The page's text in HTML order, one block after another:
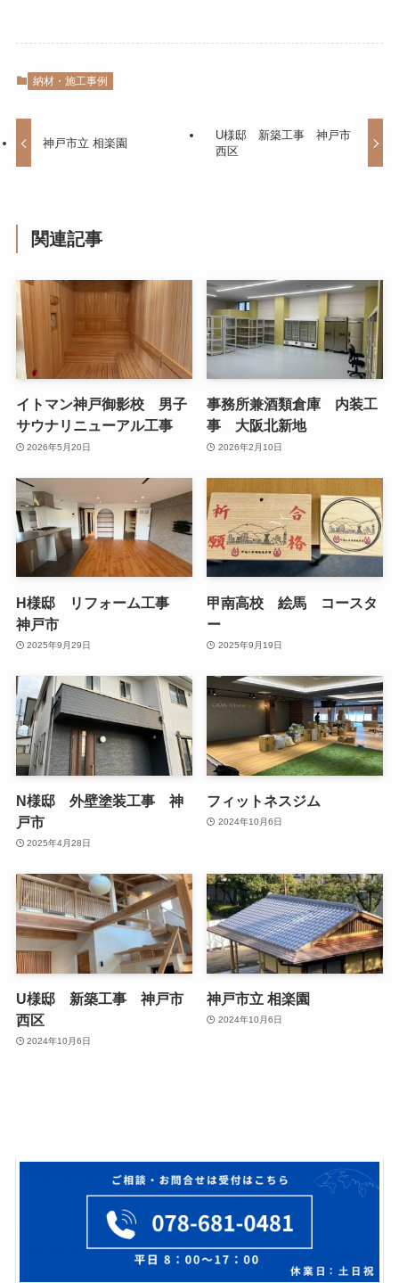
納材・施工事例
神戸市立 相楽園
U様邸 新築工事 神戸市
西区
関連記事
イトマン神戸御影校 男子
サウナリニューアル工事
2026年5月20日
事務所兼酒類倉庫 内装工
事 大阪北新地
2026年2月10日
H様邸 リフォーム工事
神戸市
2025年9月29日
甲南高校 絵馬 コースタ
ー
2025年9月19日
N様邸 外壁塗装工事 神
戸市
2025年4月28日
フィットネスジム
2024年10月6日
U様邸 新築工事 神戸市
西区
2024年10月6日
神戸市立 相楽園
2024年10月6日